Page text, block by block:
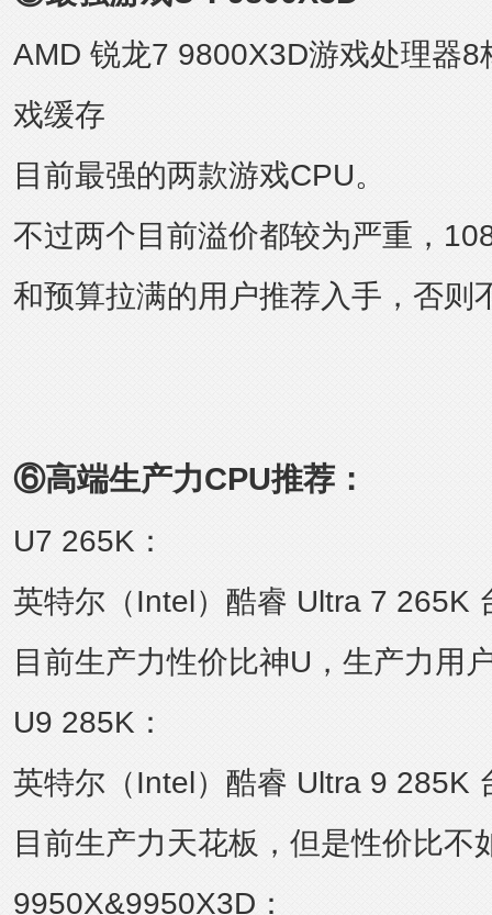
AMD 锐龙7 9800X3D游戏处理器
戏缓存
目前最强的两款游戏CPU。
不过两个目前溢价都较为严重，
和预算拉满的用户推荐入手，否则
⑥高端生产力CPU推荐：
U7 265K：
英特尔（Intel）酷睿 Ultra 7 265K
目前生产力性价比神U，生产力用
U9 285K：
英特尔（Intel）酷睿 Ultra 9 285K
目前生产力天花板，但是性价比不
9950X&9950X3D：